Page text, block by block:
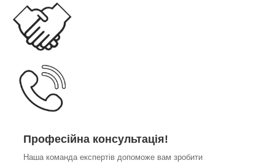
Професійна консультація!
Наша команда експертів допоможе вам зробити